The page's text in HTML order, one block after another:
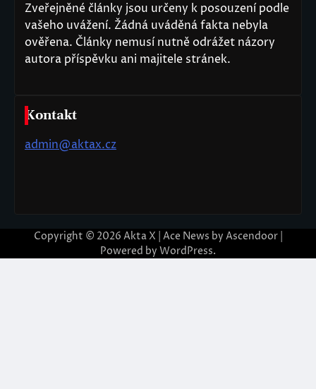
Zveřejněné články jsou určeny k posouzení podle
vašeho uvážení. Žádná uváděná fakta nebyla
ověřena. Články nemusí nutně odrážet názory
autora příspěvku ani majitele stránek.
Kontakt
admin@aktax.cz
Copyright © 2026 Akta X | Ace News by Ascendoor|
Powered by WordPress.